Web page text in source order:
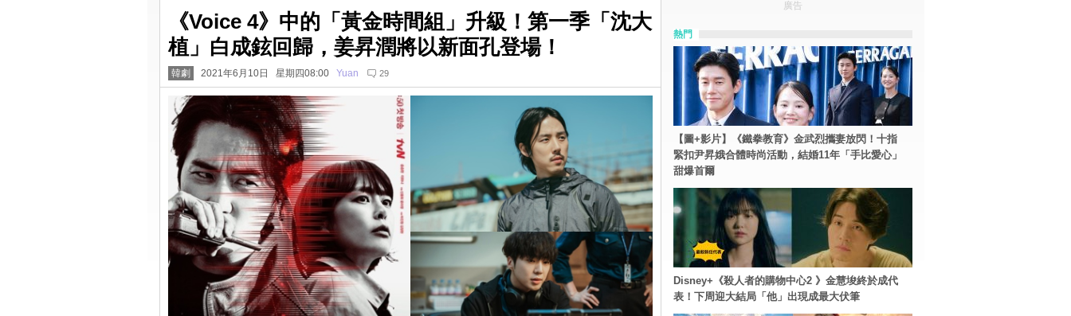
《Voice 4》中的「黃金時間組」升級！第一季「沈大
植」白成鉉回歸，姜昇潤將以新面孔登場！
韓劇 2021年6月10日 星期四08:00 Yuan 29
廣告
熱門
【圖+影片】《鐵拳教育》金武烈攜妻放閃！十指
緊扣尹昇娥合體時尚活動，結婚11年「手比愛心」
甜爆首爾
Disney+《殺人者的購物中心2 》金慧埈終於成代
表！下周迎大結局「他」出現成最大伏筆